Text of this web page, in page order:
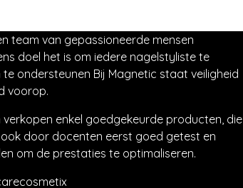
team van gepassioneerde mensen
doel het is om iedere nagelstyliste te
ondersteunen Bij Magnetic staat veiligheid
voorop.
verkopen enkel goedgekeurde producten, die
door docenten eerst goed getest en
om de prestaties te optimaliseren.